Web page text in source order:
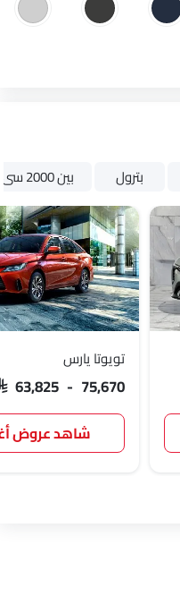
بترول بين 2000 سى سى و 3000 سى سى
تويوتا يارس
63,825 - 75,670
شاهد عروض